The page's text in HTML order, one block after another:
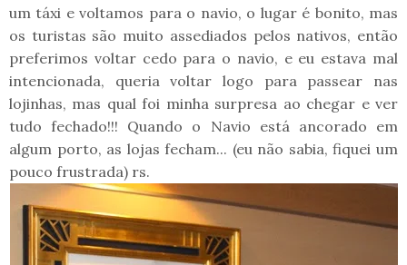
um táxi e voltamos para o navio, o lugar é bonito, mas
os turistas são muito assediados pelos nativos, então
preferimos voltar cedo para o navio, e eu estava mal
intencionada, queria voltar logo para passear nas
lojinhas, mas qual foi minha surpresa ao chegar e ver
tudo fechado!!! Quando o Navio está ancorado em
algum porto, as lojas fecham... (eu não sabia, fiquei um
pouco frustrada) rs.